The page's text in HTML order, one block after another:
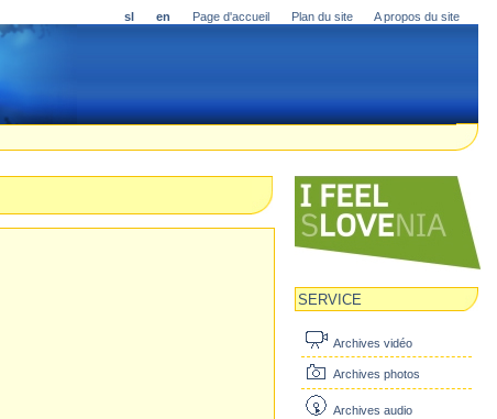
sl en Page d'accueil Plan du site A propos du site
SERVICE
Archives vidéo
Archives photos
Archives audio